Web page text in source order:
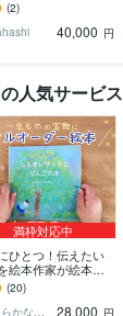
紙など様々な用途
(2)
40,000 円
人気サービス
満枠対応中
ひとつ！伝えたい
絵本作家が絵本に
出版用やプレゼン
水彩タッチで温か
るオリジナル絵本
(20)
はらかな 絵本・水彩イラスト
28,000 円